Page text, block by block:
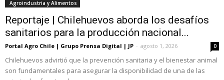
Agroindustria y Alimentos
Reportaje | Chilehuevos aborda los desafíos
sanitarios para la producción nacional...
Portal Agro Chile | Grupo Prensa Digital | JP - agosto 1, 2026 0
Chilehuevos advirtió que la prevención sanitaria y el bienestar animal
son fundamentales para asegurar la disponibilidad de una de las